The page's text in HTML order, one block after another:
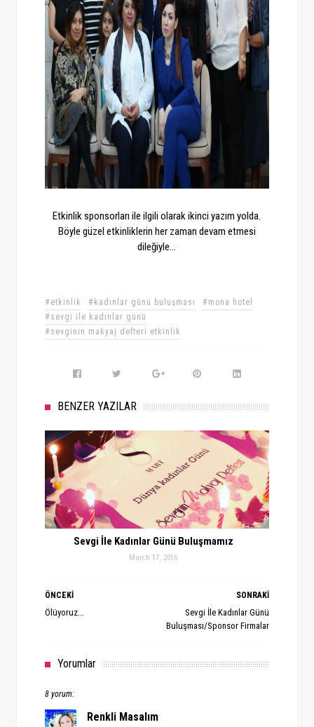
Etkinlik sponsorları ile ilgili olarak ikinci yazım yolda.
Böyle güzel etkinliklerin her zaman devam etmesi
dileğiyle...
#etkinlik #kadınlar günü buluşması
#mona hotel
#sevgi ile kadınlar günü
#sevginin makyaj defteri etkinlik
BENZER YAZILAR
Sevgi İle Kadınlar Günü Buluşmamız
March 17, 2016
SONRAKİ
Sevgi İle Kadınlar Günü
Buluşması/Sponsor Firmalar
ÖNCEKİ
Ölüyoruz...
Yorumlar
8 yorum:
Renkli Masalım